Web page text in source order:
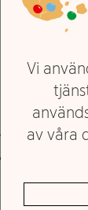
artikel som
med
Vi
av våra